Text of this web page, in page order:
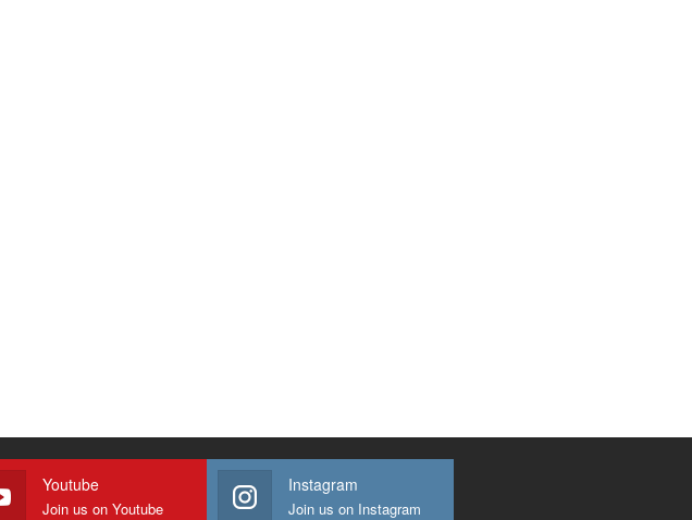
Youtube
Join us on Youtube
Instagram
Join us on Instagram